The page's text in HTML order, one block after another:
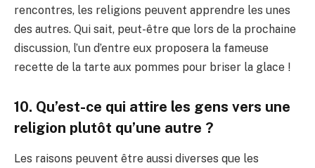
rencontres, les religions peuvent apprendre les unes
des autres. Qui sait, peut-être que lors de la prochaine
discussion, l’un d’entre eux proposera la fameuse
recette de la tarte aux pommes pour briser la glace !
10. Qu’est-ce qui attire les gens vers une
religion plutôt qu’une autre ?
Les raisons peuvent être aussi diverses que les